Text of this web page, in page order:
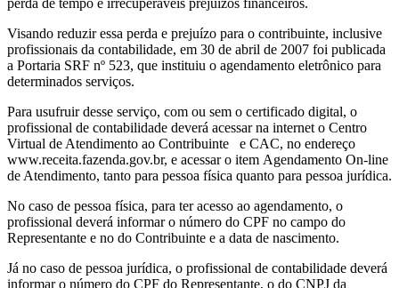
Visando reduzir essa perda e prejuízo para o contribuinte, inclusive
profissionais da contabilidade, em 30 de abril de 2007 foi publicada
a Portaria SRF nº 523, que instituiu o agendamento eletrônico para
determinados serviços.
Para usufruir desse serviço, com ou sem o certificado digital, o
profissional de contabilidade deverá acessar na internet o Centro
Virtual de Atendimento ao Contribuinte e CAC, no endereço
www.receita.fazenda.gov.br, e acessar o item Agendamento On-line
de Atendimento, tanto para pessoa física quanto para pessoa jurídica.
No caso de pessoa física, para ter acesso ao agendamento, o
profissional deverá informar o número do CPF no campo do
Representante e no do Contribuinte e a data de nascimento.
Já no caso de pessoa jurídica, o profissional de contabilidade deverá
informar o número do CPF do Representante, o do CNPJ da